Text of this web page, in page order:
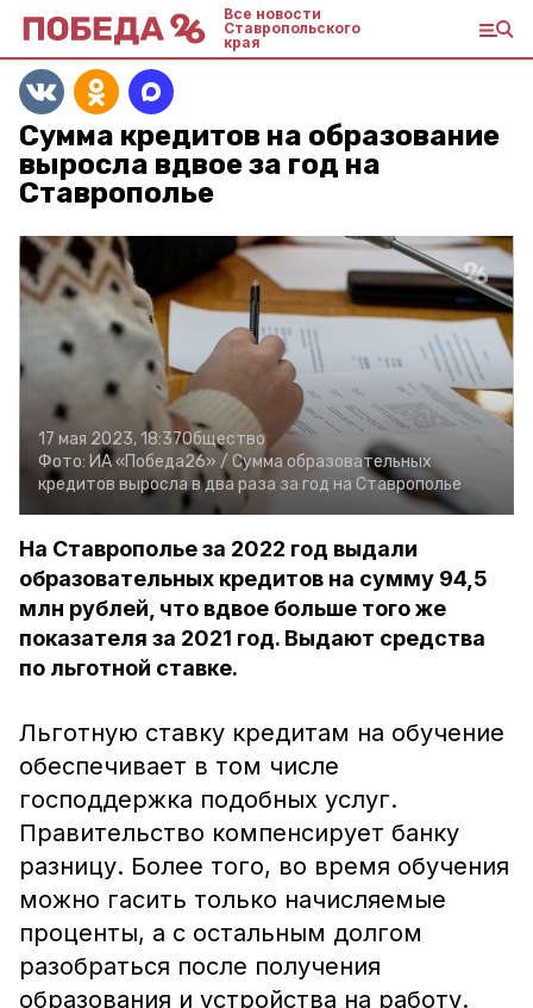
Все новости
Ставропольского
края
Сумма кредитов на образование
выросла вдвое за год на
Ставрополье
17 мая 2023, 18:37Общество
Фото: ИА «Победа26» / Сумма образовательных
кредитов выросла в два раза за год на Ставрополье
На Ставрополье за 2022 год выдали
образовательных кредитов на сумму 94,5
млн рублей, что вдвое больше того же
показателя за 2021 год. Выдают средства
по льготной ставке.
Льготную ставку кредитам на обучение
обеспечивает в том числе
господдержка подобных услуг.
Правительство компенсирует банку
разницу. Более того, во время обучения
можно гасить только начисляемые
проценты, а с остальным долгом
разобраться после получения
образования и устройства на работу.